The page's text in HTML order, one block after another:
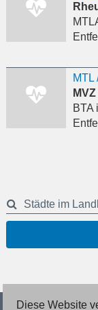
BTA
Städte im
Diese Website